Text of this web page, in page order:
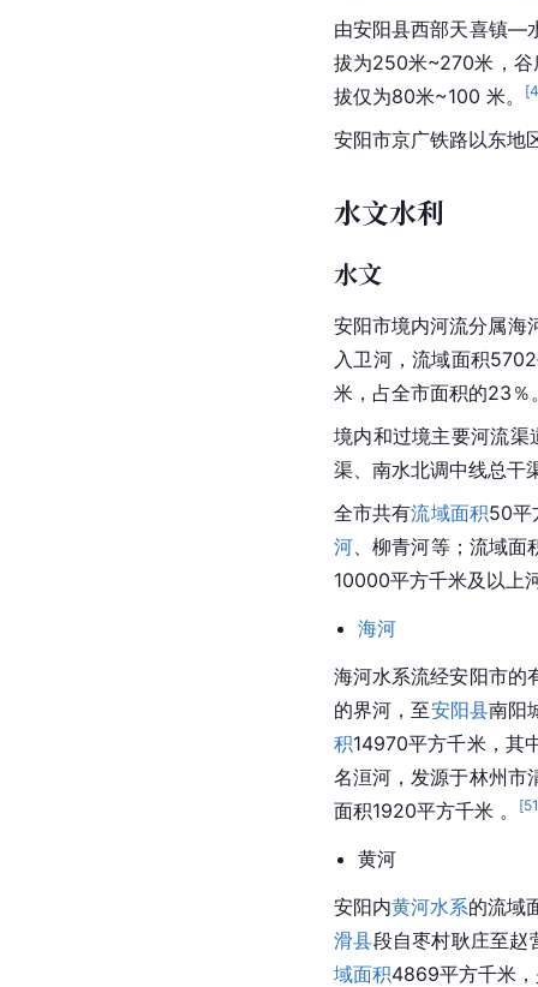
由安阳县西部天喜镇
拔为250米~270米，谷
拔仅为80米~100 米。
[
安阳市京广铁路以东地
水文水利
水文
安阳市境内河流分属海
入 卫河， 流域面积
米，占全市面积的23％
境内和过境主要河流渠
渠、南水北调中线总干
全市共有流域面积50平
河 、柳青河等； 流域面
10000平方千米及以上
海河
海河水系流经安阳市的
的界河，至安阳县南阳
积14970平方千米，其
名洹河 ，发源于林州市
面积1920平方千米 。 [
黄河
安阳内黄河水系的流域
滑县段自枣村耿庄至赵
域面积4869平方千米